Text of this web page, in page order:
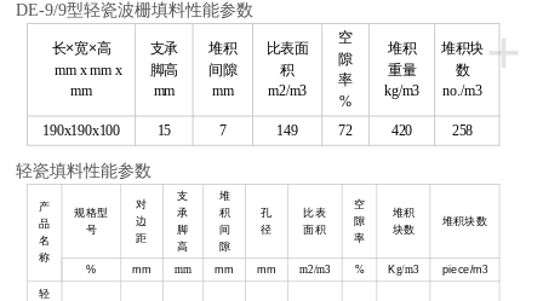
DE-9/9型轻瓷波栅填料性能参数
+
长×宽×高
mm x mm x
mm
支承
脚高
mm
堆积
间隙
mm
比表面
积
m2/m3
空
隙
率
%
堆积
重量
kg/m3
堆积块
数
no./m3
190x190x100 15 7 149 72 420 258
轻瓷填料性能参数
产
品
名
称
规格型
号
对
边
距
支
承
脚
高
堆
积
间
隙
孔
径
比表
面积
空
隙
率
堆积
块数
堆积块数
% mm mm mm mm m2/m3 % Kg/m3 piece/m3
轻